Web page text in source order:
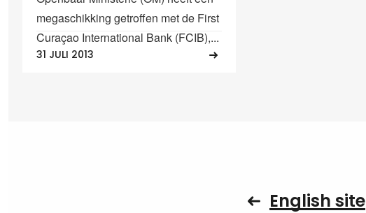
megaschikking getroffen met de First
Curaçao International Bank (FCIB),...
31 JULI 2013
English site